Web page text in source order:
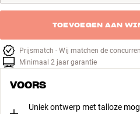
TOEVOEGEN AAN
Prijsmatch - Wij matchen de
Minimaal 2 jaar garantie
VOORS
Uniek ontwerp met talloze